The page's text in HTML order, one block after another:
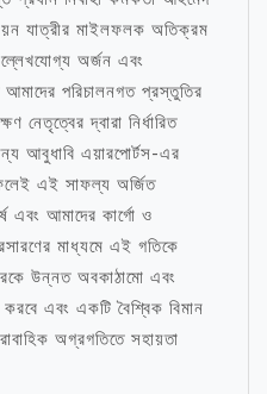
যাত্রীর মাইলফলক অতিক্রম
অর্জন এবং
আমাদের পরিচালনগত প্রস্তুতির
নেতৃত্বের দ্বারা নির্ধারিত
আবুধাবি এয়ারপোর্টস-এর
ফলেই এই সাফল্য অর্জিত
এবং আমাদের কার্গো ও
মাধ্যমে এই গতিকে
উন্নত অবকাঠামো এবং
করবে এবং একটি বৈশ্বিক বিমান
অগ্রগতিতে সহায়তা